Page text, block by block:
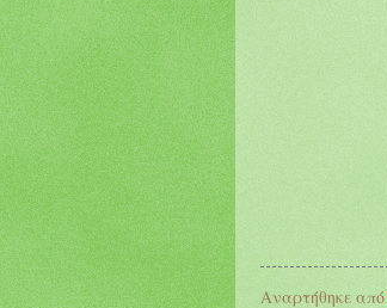
Αναρτήθηκε από